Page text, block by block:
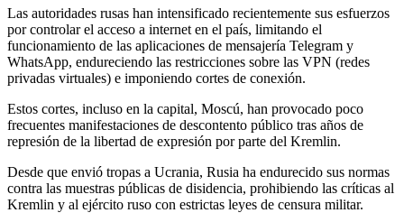
Las autoridades rusas han intensificado recientemente sus esfuerzos
por controlar el acceso a internet en el país, limitando el
funcionamiento de las aplicaciones de mensajería Telegram y
WhatsApp, endureciendo las restricciones sobre las VPN (redes
privadas virtuales) e imponiendo cortes de conexión.
Estos cortes, incluso en la capital, Moscú, han provocado poco
frecuentes manifestaciones de descontento público tras años de
represión de la libertad de expresión por parte del Kremlin.
Desde que envió tropas a Ucrania, Rusia ha endurecido sus normas
contra las muestras públicas de disidencia, prohibiendo las críticas al
Kremlin y al ejército ruso con estrictas leyes de censura militar.